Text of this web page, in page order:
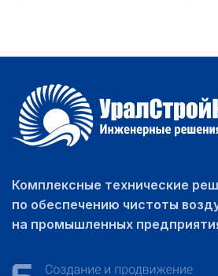
Комплексные технические
по обеспечению чистоты
на промышленных